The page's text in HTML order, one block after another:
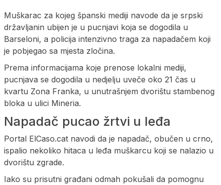
Muškarac za kojeg španski mediji navode da je srpski
državljanin ubijen je u pucnjavi koja se dogodila u
Barseloni, a policija intenzivno traga za napadačem koji
je pobjegao sa mjesta zločina.
Prema informacijama koje prenose lokalni mediji,
pucnjava se dogodila u nedjelju uveče oko 21 čas u
kvartu Zona Franka, u unutrašnjem dvorištu stambenog
bloka u ulici Mineria.
Napadač pucao žrtvi u leđa
Portal ElCaso.cat navodi da je napadač, obučen u crno,
ispalio nekoliko hitaca u leđa muškarcu koji se nalazio u
dvorištu zgrade.
Iako su prisutni građani odmah pokušali da pomognu